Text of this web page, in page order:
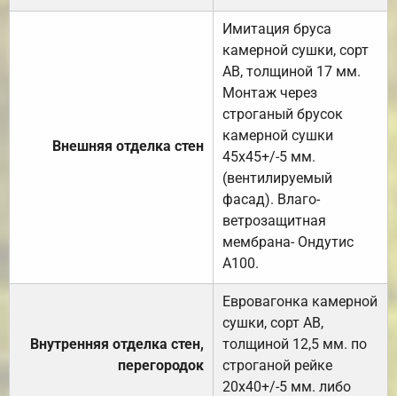
Внешняя отделка стен
Имитация бруса
камерной сушки, сорт
АВ, толщиной 17 мм.
Монтаж через
строганый брусок
камерной сушки
45х45+/-5 мм.
(вентилируемый
фасад). Влаго-
ветрозащитная
мембрана- Ондутис
А100.
Внутренняя отделка стен,
перегородок
Евровагонка камерной
сушки, сорт АВ,
толщиной 12,5 мм. по
строганой рейке
20х40+/-5 мм. либо